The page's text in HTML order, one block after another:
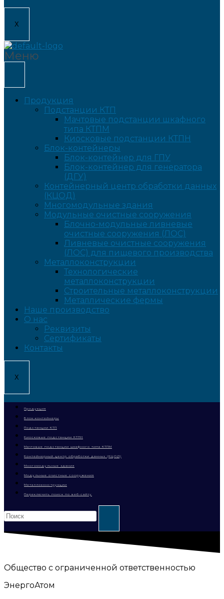
X
Меню
Продукция
Подстанции КТП
Мачтовые подстанции шкафного
типа КТПМ
Киосковые подстанции КТПН
Блок-контейнеры
Блок-контейнер для ГПУ
Блок-контейнер для генератора
(ДГУ)
Контейнерный центр обработки данных
(КЦОД)
Многомодульные здания
Модульные очистные сооружения
Блочно-модульные ливневые
очистные сооружения (ЛОС)
Ливневые очистные сооружения
(ЛОС) для пищевого производства
Металлоконструкции
Технологические
металлоконструкции
Строительные металлоконструкции
Металлические фермы
Наше производство
О нас
Реквизиты
Сертификаты
Контакты
X
Продукция
Блок-контейнеры
Подстанции КТП
Киосковые подстанции КТПН
Мачтовые подстанции шкафного типа КТПМ
Контейнерный центр обработки данных (КЦОД)
Многомодульные здания
Модульные очистные сооружения
Металлоконструкции
Переключить поиск по веб-сайту
Общество с ограниченной ответственностью
ЭнергоАтом